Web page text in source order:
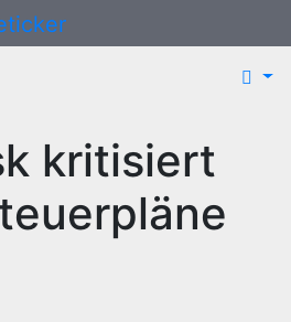
kritisiert